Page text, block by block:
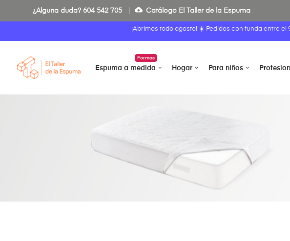
¿Alguna duda? 604 542 705 cloud_download Catálogo El Taller de la Espuma
¡Abrimos todo agosto! ☀️ Pedidos con funda entre el
Formas
Espuma a medida Hogar Para niños